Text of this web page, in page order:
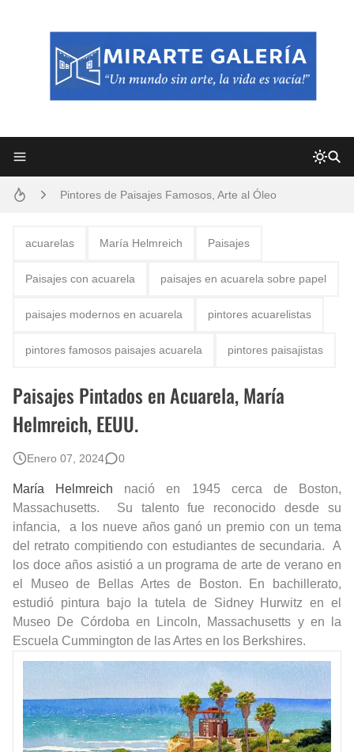
El mundo del arte en pintura surrealista
acuarelas María Helmreich Paisajes
Paisajes con acuarela paisajes en acuarela sobre papel
paisajes modernos en acuarela pintores acuarelistas
pintores famosos paisajes acuarela pintores paisajistas
Paisajes Pintados en Acuarela, María
Helmreich, EEUU.
Enero 07, 2024 0
María Helmreich nació en 1945 cerca de Boston,
Massachusetts. Su talento fue reconocido desde su
infancia, a los nueve años ganó un premio con un tema
del retrato compitiendo con estudiantes de secundaria. A
los doce años asistió a un programa de arte de verano en
el Museo de Bellas Artes de Boston. En bachillerato,
estudió pintura bajo la tutela de Sidney Hurwitz en el
Museo De Córdoba en Lincoln, Massachusetts y en la
Escuela Cummington de las Artes en los Berkshires.